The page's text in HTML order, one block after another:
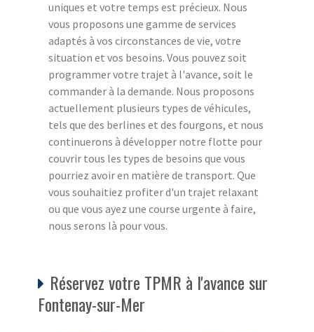
uniques et votre temps est précieux. Nous
vous proposons une gamme de services
adaptés à vos circonstances de vie, votre
situation et vos besoins. Vous pouvez soit
programmer votre trajet à l'avance, soit le
commander à la demande. Nous proposons
actuellement plusieurs types de véhicules,
tels que des berlines et des fourgons, et nous
continuerons à développer notre flotte pour
couvrir tous les types de besoins que vous
pourriez avoir en matière de transport. Que
vous souhaitiez profiter d'un trajet relaxant
ou que vous ayez une course urgente à faire,
nous serons là pour vous.
Réservez votre TPMR à l'avance sur
Fontenay-sur-Mer